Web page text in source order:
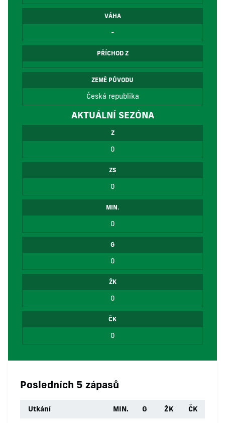
VÁHA
-
PŘÍCHOD Z
ZEMĚ PŮVODU
Česká republika
AKTUÁLNÍ SEZÓNA
Z
0
ZS
0
MIN.
0
G
0
ŽK
0
ČK
0
Posledních 5 zápasů
Utkání MIN. G ŽK ČK